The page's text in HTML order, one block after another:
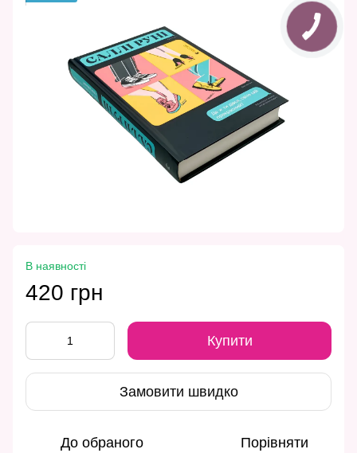
В наявності
420 грн
Купити
Замовити швидко
До обраного Порівняти